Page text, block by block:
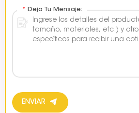
* Deja Tu Mensaje:
ENVIAR